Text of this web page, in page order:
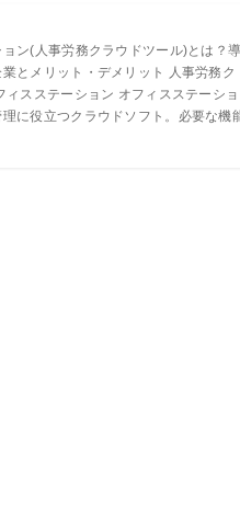
ン(人事労務クラウドツール)とは？導
とメリット・デメリット 人事労務ク
ィスステーション オフィスステーショ
に役立つクラウドソフト。必要な機